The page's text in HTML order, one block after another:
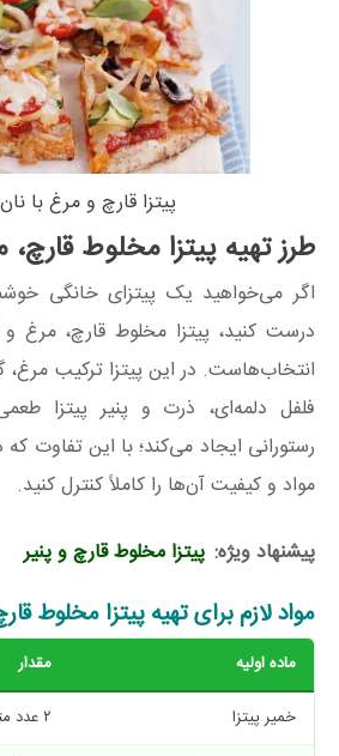
پیتزا قارچ و مرغ با
طرز تهیه پیتزا مخلوط
اگر می‌خواهید یک پیتزای خانگی
درست کنید، پیتزا مخلوط قارچ، مرغ
انتخاب‌هاست. در این پیتزا ترکیب
فلفل دلمه‌ای، ذرت و پنیر پیتزا
رستورانی ایجاد می‌کند؛ با این تفاوت که
مواد و کیفیت آن‌ها را کاملاً کنترل کنید.
پیشنهاد ویژه: پیتزا مخلوط قارچ و پنیر
مواد لازم برای تهیه پیتزا مخلوط
ماده اولیه مقدار
خمیر پیتزا
۲ عدد متوسط